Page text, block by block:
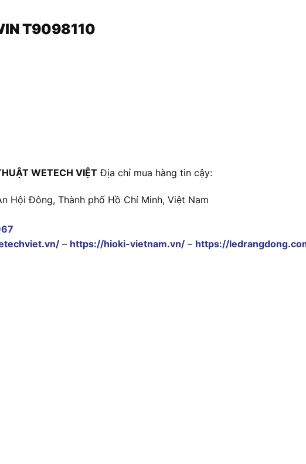
T9098110
WETECH VIỆT Địa chỉ mua hàng tin cậy:
Hội Đông, Thành phố Hồ Chí Minh, Việt Nam
– https://hioki-vietnam.vn/ – https://